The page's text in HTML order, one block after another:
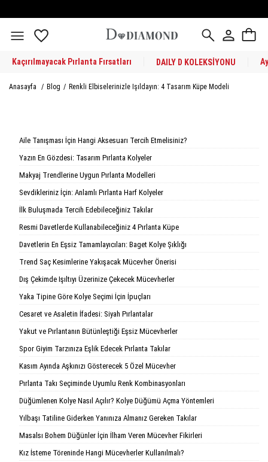
Kaçırılmayacak Pırlanta Fırsatları DAILY D KOLEKSİYONU
Anasayfa / Blog / Renkli Elbiselerinizle Işıldayın: 4 Tasarım Küpe Modeli
Aile Tanışması İçin Hangi Aksesuarı Tercih Etmelisiniz?
Yazın En Gözdesi: Tasarım Pırlanta Kolyeler
Makyaj Trendlerine Uygun Pırlanta Modelleri
Sevdikleriniz İçin: Anlamlı Pırlanta Harf Kolyeler
İlk Buluşmada Tercih Edebileceğiniz Takılar
Resmi Davetlerde Kullanabileceğiniz 4 Pırlanta Küpe
Davetlerin En Eşsiz Tamamlayıcıları: Baget Kolye Şıklığı
Trend Saç Kesimlerine Yakışacak Mücevher Önerisi
Dış Çekimde Işıltıyı Üzerinize Çekecek Mücevherler
Yaka Tipine Göre Kolye Seçimi İçin İpuçları
Cesaret ve Asaletin İfadesi: Siyah Pırlantalar
Yakut ve Pırlantanın Bütünleştiği Eşsiz Mücevherler
Spor Giyim Tarzınıza Eşlik Edecek Pırlanta Takılar
Kasım Ayında Aşkınızı Gösterecek 5 Özel Mücevher
Pırlanta Takı Seçiminde Uyumlu Renk Kombinasyonları
Düğümlenen Kolye Nasıl Açılır? Kolye Düğümü Açma Yöntemleri
Yılbaşı Tatiline Giderken Yanınıza Almanız Gereken Takılar
Masalsı Bohem Düğünler İçin İlham Veren Mücevher Fikirleri
Kız İsteme Töreninde Hangi Mücevherler Kullanılmalı?